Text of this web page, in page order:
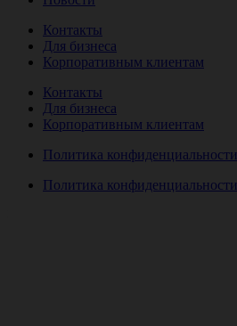
Контакты
Для бизнеса
Корпоративным клиентам
Контакты
Для бизнеса
Корпоративным клиентам
Политика конфиденциальности
Политика конфиденциальности